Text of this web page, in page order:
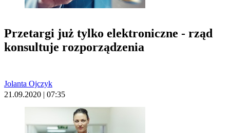
Przetargi już tylko elektroniczne - rząd
konsultuje rozporządzenia
Jolanta Ojczyk
21.09.2020 | 07:35